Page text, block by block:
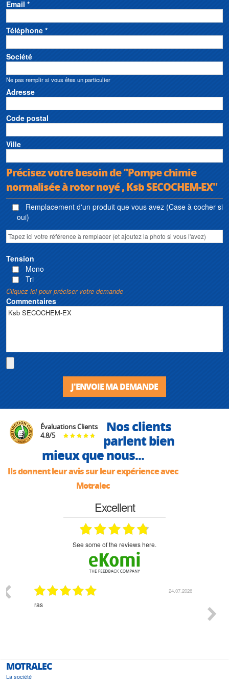
Email *
Téléphone *
Société
Ne pas remplir si vous êtes un particulier
Adresse
Code postal
Ville
Précisez votre besoin de "Pompe chimie
normalisée à rotor noyé , Ksb SECOCHEM-EX"
Remplacement d'un produit que vous avez (Case à cocher si
oui)
Tension
Mono
Tri
Cliquez ici pour préciser votre demande
Commentaires
J'ENVOIE MA DEMANDE
Évaluations Clients
4.8/5
Nos clients
parlent bien
mieux que nous...
Ils donnent leur avis sur leur expérience avec
Motralec
Excellent
see some of the reviews here.
24.07.2026
ras
MOTRALEC
La société